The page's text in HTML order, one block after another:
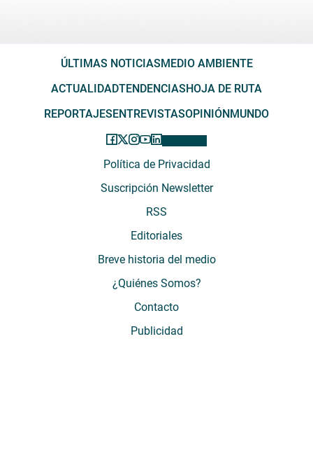
ÚLTIMAS NOTICIASMEDIO AMBIENTE
ACTUALIDADTENDENCIASHOJA DE RUTA
REPORTAJESENTREVISTASOPINIÓNMUNDO
Política de Privacidad
Suscripción Newsletter
RSS
Editoriales
Breve historia del medio
¿Quiénes Somos?
Contacto
Publicidad